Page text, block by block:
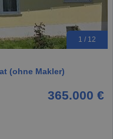
1 / 12
(ohne Makler)
365.000 €